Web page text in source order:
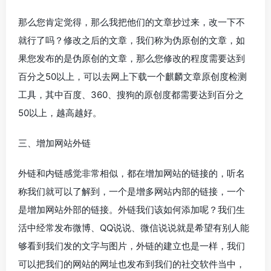
那么您肯定觉得，那么我把他们的文章抄过来，改一下不
就行了吗？修改之后的文章，我们称为伪原创的文章，如
果您发布的是伪原创的文章，那么您修改的程度需要达到
百分之50以上，可以去网上下载一个麒麟文章原创度检测
工具，其中百度、360、搜狗的原创度都需要达到百分之
50以上，越高越好。
三、增加网站外链
外链和内链感觉非常相似，都在增加网站的链接的，听名
称我们就可以了解到，一个是增多网站内部的链接，一个
是增加网站外部的链接。外链我们该如何添加呢？我们生
活中经常发布微博、QQ说说、微信说说就是希望有别人能
够看到我们发的文字与图片，外链的建立也是一样，我们
可以把我们的网站的网址也发布到我们的社交软件当中，